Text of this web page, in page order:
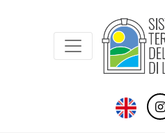
Sistema Museale